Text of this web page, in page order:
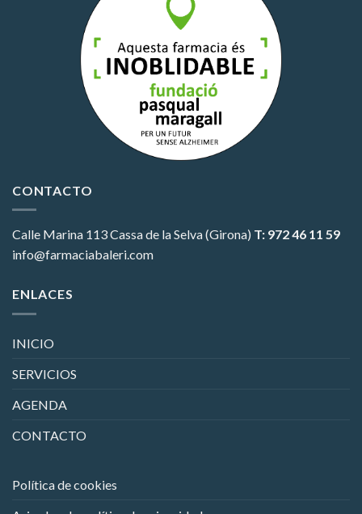
CONTACTO
Calle Marina 113Cassa de la Selva (Girona) T: 972 46 11 59
info@farmaciabaleri.com
ENLACES
INICIO
SERVICIOS
AGENDA
CONTACTO
Política de cookies